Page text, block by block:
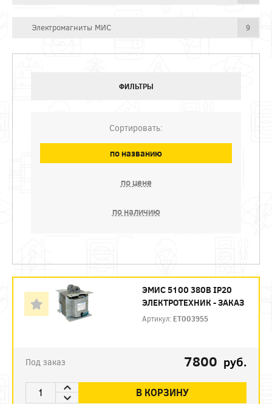
Электромагниты МИС 9
ФИЛЬТРЫ
Сортировать:
по названию
по цене
по наличию
ЭМИС 5100 380В IP20
ЭЛЕКТРОТЕХНИК - ЗАКАЗ
Артикул: ET003955
Под заказ 7800 руб.
В КОРЗИНУ